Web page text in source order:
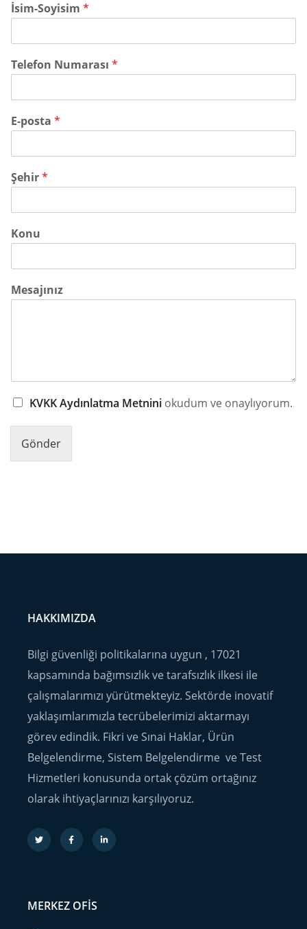
İsim-Soyisim *
Telefon Numarası *
E-posta *
Şehir*
Konu
Mesajınız
KVKK Aydınlatma Metnini okudum ve onaylıyorum.
Gönder
HAKKIMIZDA
Bilgi güvenliği politikalarına uygun , 17021
kapsamında bağımsızlık ve tarafsızlık ilkesi ile
çalışmalarımızı yürütmekteyiz. Sektörde inovatif
yaklaşımlarımızla tecrübelerimizi aktarmayı
görev edindik. Fikri ve Sınai Haklar, Ürün
Belgelendirme, Sistem Belgelendirme ve Test
Hizmetleri konusunda ortak çözüm ortağınız
olarak ihtiyaçlarınızı karşılıyoruz.
MERKEZ OFIS